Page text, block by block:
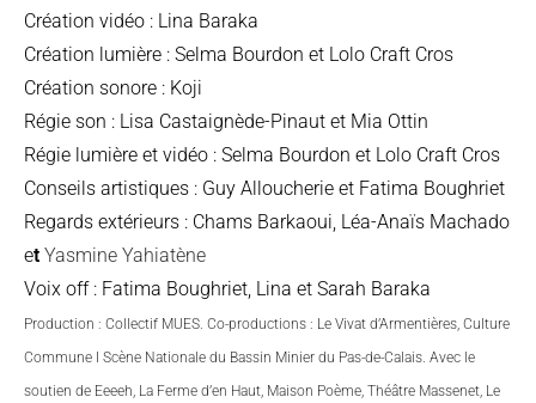
Création vidéo : Lina Baraka
Création lumière : Selma Bourdon et Lolo Craft Cros
Création sonore : Koji
Régie son : Lisa Castaignède-Pinaut et Mia Ottin
Régie lumière et vidéo : Selma Bourdon et Lolo Craft Cros
Conseils artistiques : Guy Alloucherie et Fatima Boughriet
Regards extérieurs : Chams Barkaoui, Léa-Anaïs Machado
et Yasmine Yahiatène
Voix off : Fatima Boughriet, Lina et Sarah Baraka
Production : Collectif MUES. Co-productions : Le Vivat d’Armentières, Culture
Commune I Scène Nationale du Bassin Minier du Pas-de-Calais. Avec le
soutien de Eeeeh, La Ferme d’en Haut, Maison Poème, Théâtre Massenet, Le